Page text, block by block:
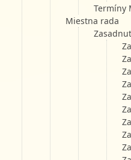
Termíny
Miestna rada